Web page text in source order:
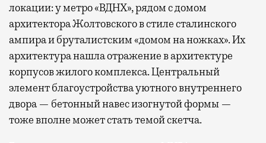
локации: у метро «ВДНХ», рядом с домом
архитектора Жолтовского в стиле сталинского
ампира и бруталистским «домом на ножках». Их
архитектура нашла отражение в архитектуре
корпусов жилого комплекса. Центральный
элемент благоустройства уютного внутреннего
двора — бетонный навес изогнутой формы —
тоже вполне может стать темой скетча.